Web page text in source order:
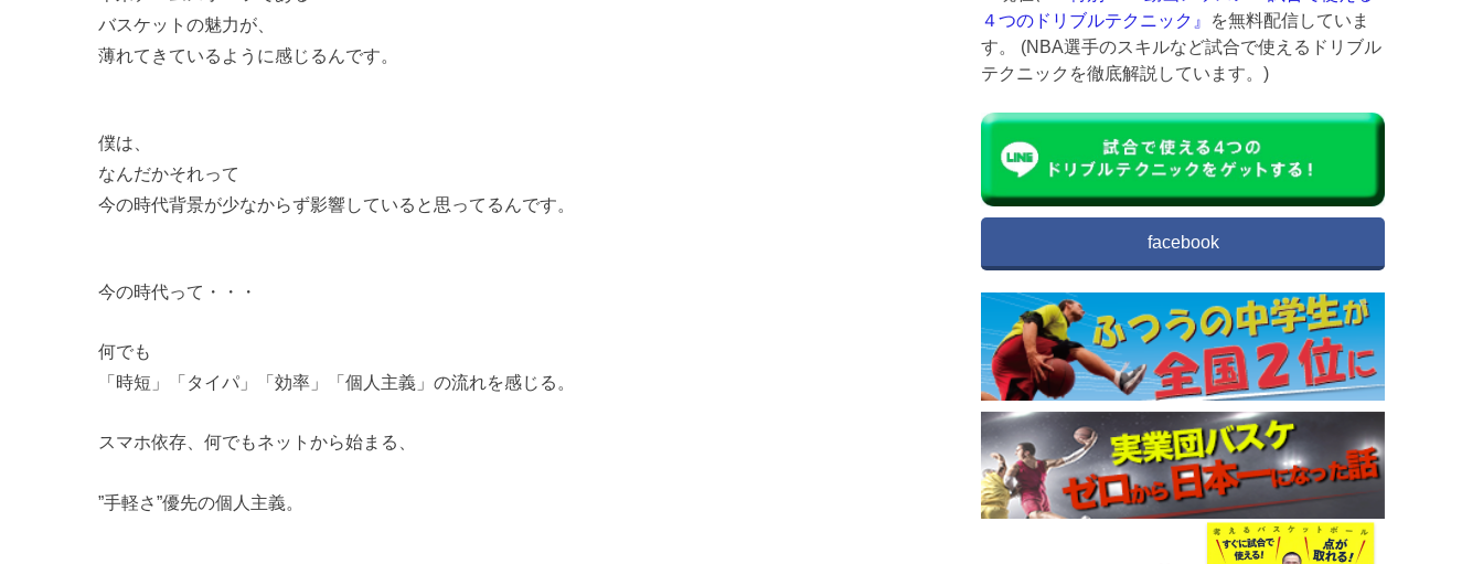
バスケットの魅力が、
薄れてきているように感じるんです。
僕は、
なんだかそれって
今の時代背景が少なからず影響していると思ってるんです。
今の時代って・・・
何でも
「時短」「タイパ」「効率」「個人主義」の流れを感じる。
スマホ依存、何でもネットから始まる、
”手軽さ”優先の個人主義。
４つのドリブルテクニック』
を無料配信していま
す。 (NBA選手のスキルなど試合で使えるドリブル
テクニックを徹底解説しています。)
facebook